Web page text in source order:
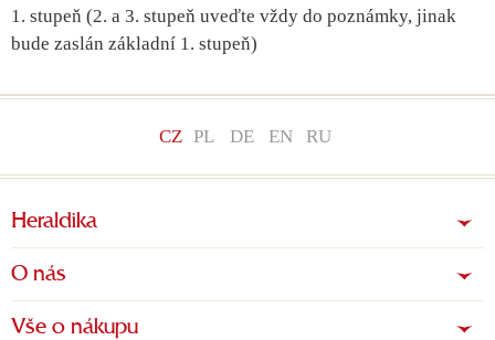
1. stupeň (2. a 3. stupeň uveďte vždy do poznámky, jinak
bude zaslán základní 1. stupeň)
CZ PL DE EN RU
Heraldika
O nás
Vše o nákupu